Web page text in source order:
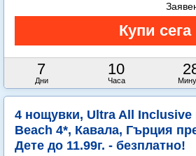
7
Дни
10
Часа
4 нощувки, Ultra All Inclusive
Beach 4*, Кавала, Гърция
Дете до 11.99г. - безплатно!